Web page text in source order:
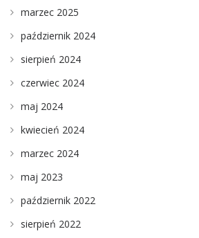
marzec 2025
październik 2024
sierpień 2024
czerwiec 2024
maj 2024
kwiecień 2024
marzec 2024
maj 2023
październik 2022
sierpień 2022